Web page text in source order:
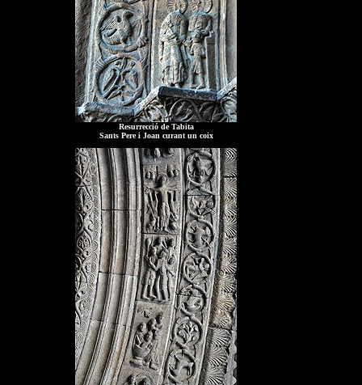
Resurrecció de Tabita
Sants Pere i Joan curant un coix